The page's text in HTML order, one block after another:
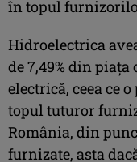
în topul
Hidroelectrica
de 7,49% din
electrică, ceea ce
topul tuturor
România, din
furnizate, asta